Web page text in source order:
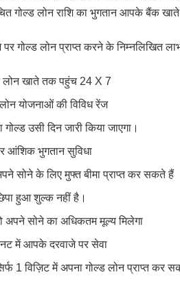
गोल्ड लोन राशि का भुगतान आपके बैंक खाते
गोल्ड लोन प्राप्त करने के निम्नलिखित
खाते तक पहुंच 24 X 7
योजनाओं की विविध रेंज
उसी दिन जारी किया जाएगा।
आंशिक भुगतान सुविधा
सोने के लिए मुफ्त बीमा प्राप्त कर सकते हैं
हुआ शुल्क नहीं है।
अपने सोने का अधिकतम मूल्य मिलेगा
में आपके दरवाजे पर सेवा
1 विज़िट में अपना गोल्ड लोन प्राप्त कर